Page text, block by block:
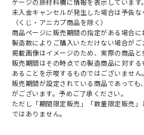
未入金キャンセルが発生した場合は予告な
（くじ・アニカプ商品を除く）
商品ページに販売期間の指定がある場合
製造数によりご購入いただけない場合がご
掲載画像はイメージのため、実際の商品と
販売期間はその時点での製造商品に対す
あることを示唆するものではございません。
販売期間が設定されている商品であって
がございます。予めご了承ください。
ただし「期間限定販売」「数量限定販売
ではありません。